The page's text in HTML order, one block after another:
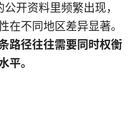
开资料里频繁出现，
在不同地区差异显著。
路径往往需要同时权衡
平。